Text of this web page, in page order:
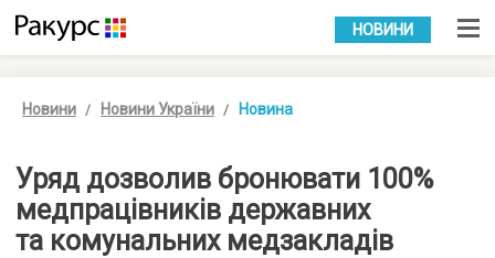
УКР РУС
НОВИНИ
Новини Новини України Новина
Уряд дозволив бронювати 100%
медпрацівників державних
та комунальних медзакладів